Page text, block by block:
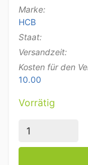
Marke:
HCB
Staat:
Versandzeit:
Kosten für den
10.00
Vorrätig